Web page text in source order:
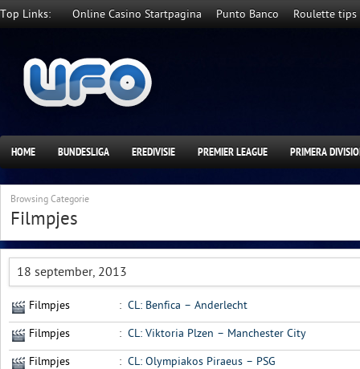
Top Links: Online Casino Startpagina Punto Banco Roulette tips
HOME BUNDESLIGA EREDIVISIE PREMIER LEAGUE PRIMERA
Browsing Categorie
Filmpjes
18 september, 2013
Filmpjes : CL: Benfica – Anderlecht
Filmpjes : CL: Viktoria Plzen – Manchester City
Filmpjes : CL: Olympiakos Piraeus – PSG